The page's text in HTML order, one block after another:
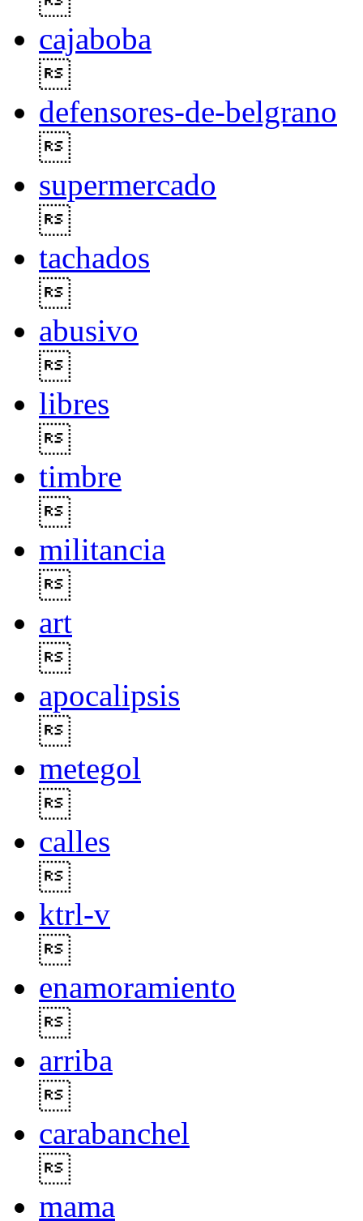
cajaboba
defensores-de-belgrano
supermercado
tachados
abusivo
libres
timbre
militancia
art
apocalipsis
metegol
calles
ktrl-v
enamoramiento
arriba
carabanchel
mama